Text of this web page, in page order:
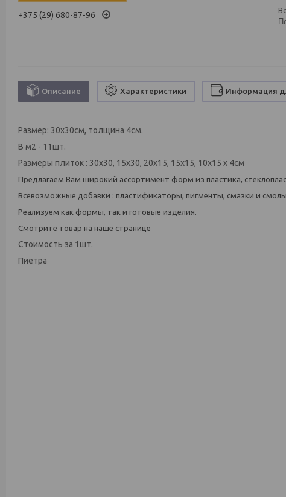
+375 (29) 680-87-96
Описание Характеристики Информация
Размер: 30х30см, толщина 4см.
В м2 - 11шт.
Размеры плиток : 30х30, 15х30, 20х15, 15х15, 10х15 х 4см
Предлагаем Вам широкий ассортимент форм из пластика,
Всевозможные добавки : пластификаторы, пигменты, смазки и
Реализуем как формы, так и готовые изделия.
Смотрите товар на наше странице
Стоимость за 1шт.
Пиетра